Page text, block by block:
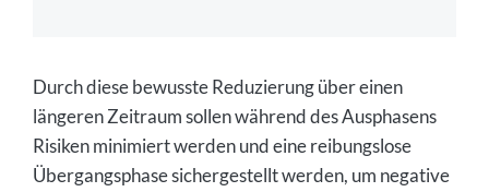
Durch diese bewusste Reduzierung über einen
längeren Zeitraum sollen während des Ausphasens
Risiken minimiert werden und eine reibungslose
Übergangsphase sichergestellt werden, um negative